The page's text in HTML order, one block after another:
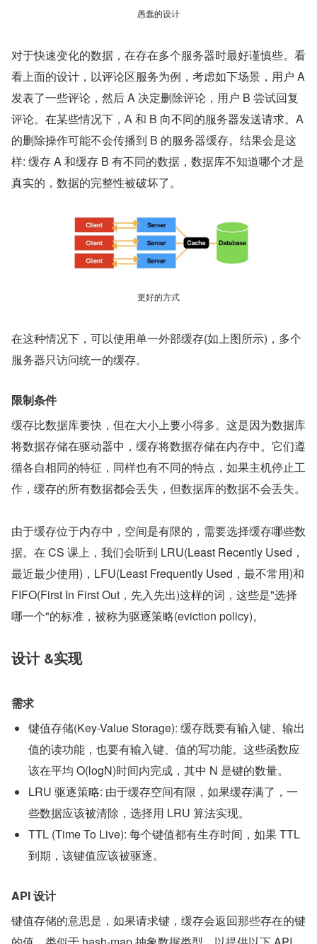
愚蠢的设计
对于快速变化的数据，在存在多个服务器时最好谨慎些。看
看上面的设计，以评论区服务为例，考虑如下场景，用户 A
发表了一些评论，然后 A 决定删除评论，用户 B 尝试回复
评论。在某些情况下，A 和 B 向不同的服务器发送请求。A
的删除操作可能不会传播到 B 的服务器缓存。结果会是这
样: 缓存 A 和缓存 B 有不同的数据，数据库不知道哪个才是
真实的，数据的完整性被破坏了。
更好的方式
在这种情况下，可以使用单一外部缓存(如上图所示)，多个
服务器只访问统一的缓存。
限制条件
缓存比数据库要快，但在大小上要小得多。这是因为数据库
将数据存储在驱动器中，缓存将数据存储在内存中。它们遵
循各自相同的特征，同样也有不同的特点，如果主机停止工
作，缓存的所有数据都会丢失，但数据库的数据不会丢失。
由于缓存位于内存中，空间是有限的，需要选择缓存哪些数
据。在 CS 课上，我们会听到 LRU(Least Recently Used，
最近最少使用)，LFU(Least Frequently Used，最不常用)和
FIFO(First In First Out，先入先出)这样的词，这些是"选择
哪一个"的标准，被称为驱逐策略(eviction policy)。
设计 &实现
需求
键值存储(Key-Value Storage): 缓存既要有输入键、输出
值的读功能，也要有输入键、值的写功能。这些函数应
该在平均 O(logN)时间内完成，其中 N 是键的数量。
LRU 驱逐策略: 由于缓存空间有限，如果缓存满了，一
些数据应该被清除，选择用 LRU 算法实现。
TTL (Time To Live): 每个键值都有生存时间，如果 TTL
到期，该键值应该被驱逐。
API 设计
键值存储的意思是，如果请求键，缓存会返回那些存在的键